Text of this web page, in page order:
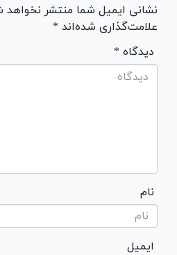
نشانی ایمیل شما منتشر
علامت‌گذاری شده‌اند *
* دیدگاه
نام
ایمیل